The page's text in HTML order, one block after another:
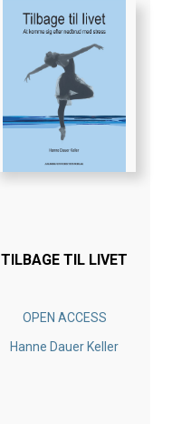
TILBAGE TIL LIVET
OPEN ACCESS
Hanne Dauer Keller